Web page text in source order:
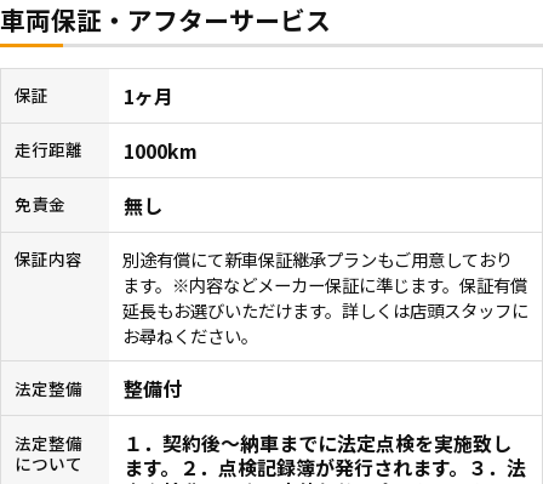
車両保証・アフターサービス
保証 1ヶ月
走行距離 1000km
免責金 無し
保証内容
別途有償にて新車保証継承プランもご用意しており
ます。※内容などメーカー保証に準じます。保証有償
延長もお選びいただけます。詳しくは店頭スタッフに
お尋ねください。
法定整備 整備付
法定整備
について
１．契約後〜納車までに法定点検を実施致し
ます。２．点検記録簿が発行されます。３．法